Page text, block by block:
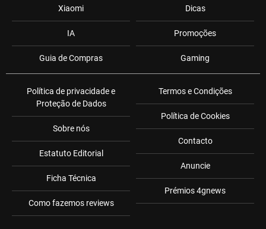
Xiaomi
IA
Guia de Compras
Dicas
Promoções
Gaming
Política de privacidade e
Proteção de Dados
Sobre nós
Estatuto Editorial
Ficha Técnica
Como fazemos reviews
Termos e Condições
Política de Cookies
Contacto
Anuncie
Prémios 4gnews